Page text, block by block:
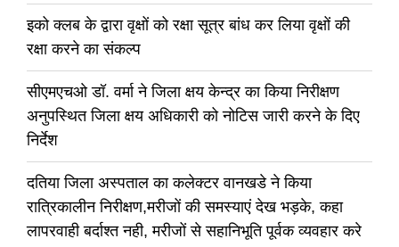
इको क्लब के द्वारा वृक्षों को रक्षा सूत्र बांध कर लिया वृक्षों की
रक्षा करने का संकल्प
सीएमएचओ डॉ. वर्मा ने जिला क्षय केन्द्र का किया निरीक्षण
अनुपस्थित जिला क्षय अधिकारी को नोटिस जारी करने के दिए
निर्देश
दतिया जिला अस्पताल का कलेक्टर वानखडे ने किया
रात्रिकालीन निरीक्षण,मरीजों की समस्याएं देख भड़के, कहा
लापरवाही बर्दाश्त नही, मरीजों से सहानिभूति पूर्वक व्यवहार करे